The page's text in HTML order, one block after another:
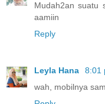
Mudah2an suatu
aamiin
Reply
Leyla Hana
8:01
wah, mobilnya